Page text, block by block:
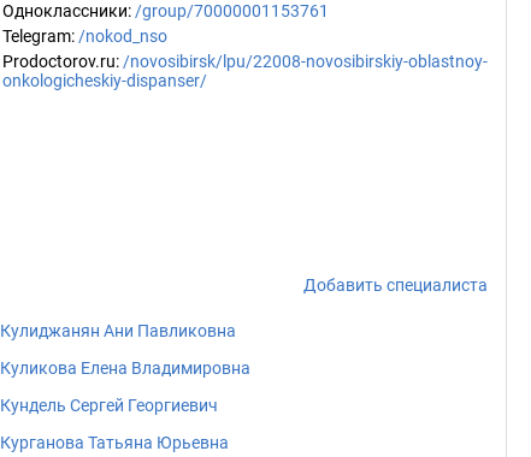
Одноклассники: /group/70000001153761
Telegram: /nokod_nso
Prodoctorov.ru: /novosibirsk/lpu/22008-novosibirskiy-oblastnoy-
onkologicheskiy-dispanser/
Добавить специалиста
Кулиджанян Ани Павликовна
Куликова Елена Владимировна
Кундель Сергей Георгиевич
Курганова Татьяна Юрьевна